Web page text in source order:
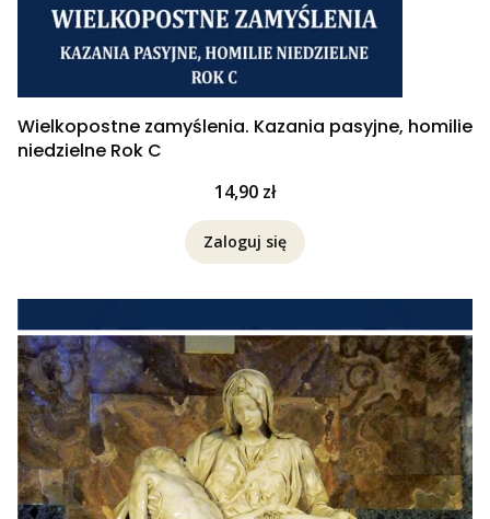
Wielkopostne zamyślenia. Kazania pasyjne, homilie
niedzielne Rok C
Cena
14,90 zł
Zaloguj się